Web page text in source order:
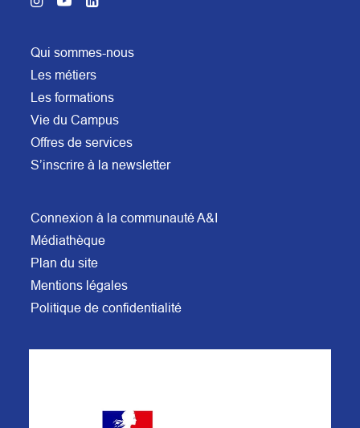
Qui sommes-nous
Les métiers
Les formations
Vie du Campus
Offres de services
S’inscrire à la newsletter
Connexion à la communauté A&I
Médiathèque
Plan du site
Mentions légales
Politique de confidentialité